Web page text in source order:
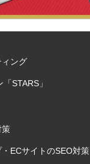
ング
STARS」
策
ECサイトのSEO対策